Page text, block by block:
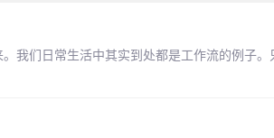
我们日常生活中其实到处都是工作流的例子。